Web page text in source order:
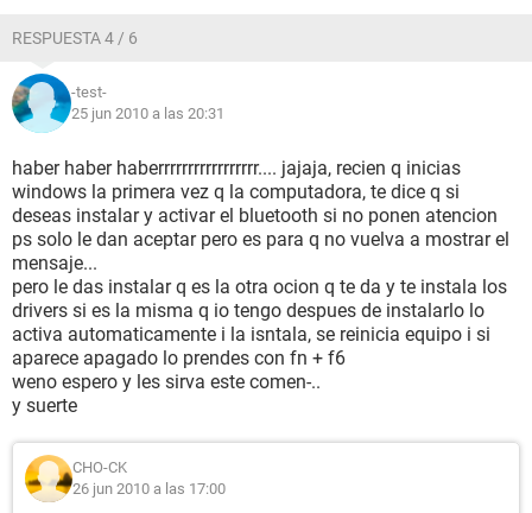
RESPUESTA 4 / 6
-test-
25 jun 2010 a las 20:31
haber haber haberrrrrrrrrrrrrrrrr.... jajaja, recien q inicias
windows la primera vez q la computadora, te dice q si
deseas instalar y activar el bluetooth si no ponen atencion
ps solo le dan aceptar pero es para q no vuelva a mostrar el
mensaje...
pero le das instalar q es la otra ocion q te da y te instala los
drivers si es la misma q io tengo despues de instalarlo lo
activa automaticamente i la isntala, se reinicia equipo i si
aparece apagado lo prendes con fn + f6
weno espero y les sirva este comen-..
y suerte
CHO-CK
26 jun 2010 a las 17:00